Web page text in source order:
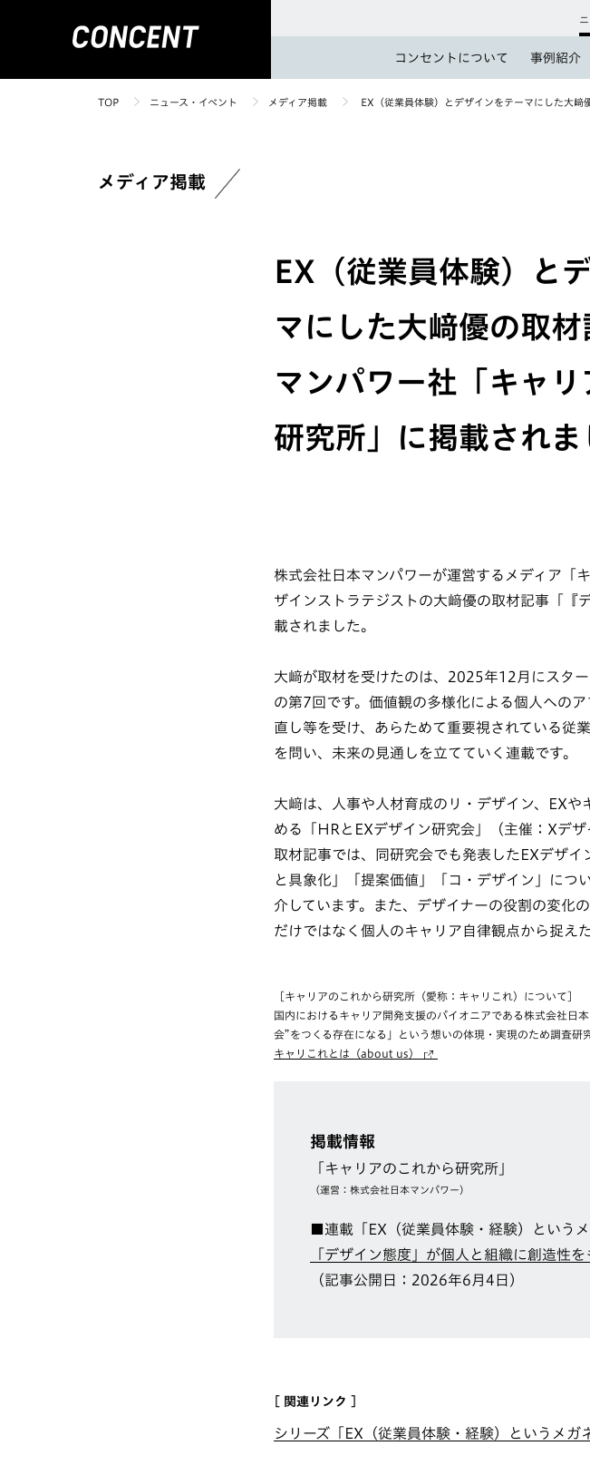
コンセントについて 事例紹介
TOP ニュース・イベント メディア掲載 EX（従業員体験）とデザインをテーマにした大
メディア掲載
EX（従業員体験）と
マにした大﨑優の取
マンパワー社「キャリ
研究所」に掲載されま
株式会社日本マンパワーが運営するメディア「
ザインストラテジストの大﨑優の取材記事「『
載されました。
大﨑が取材を受けたのは、2025年12月にスタ
の第7回です。価値観の多様化による個人への
直し等を受け、あらためて重要視されている従
を問い、未来の見通しを立てていく連載です。
大﨑は、人事や人材育成のリ・デザイン、EX
める「HRとEXデザイン研究会」（主催：Xデ
取材記事では、同研究会でも発表したEXデザ
と具象化」「提案価値」「コ・デザイン」につ
介しています。また、デザイナーの役割の変化
だけではなく個人のキャリア自律観点から捉え
［キャリアのこれから研究所（愛称：キャリこれ）について］
国内におけるキャリア開発支援のパイオニアである株式会社日
会”をつくる存在になる」という想いの体現・実現のため調査研
キャリこれとは（about us）
掲載情報
「キャリアのこれから研究所」
（運営：株式会社日本マンパワー）
■連載「EX（従業員体験・経験）という
「デザイン態度」が個人と組織に創造性を
（記事公開日：2026年6月4日）
[ 関連リンク ]
シリーズ「EX（従業員体験・経験）というメ